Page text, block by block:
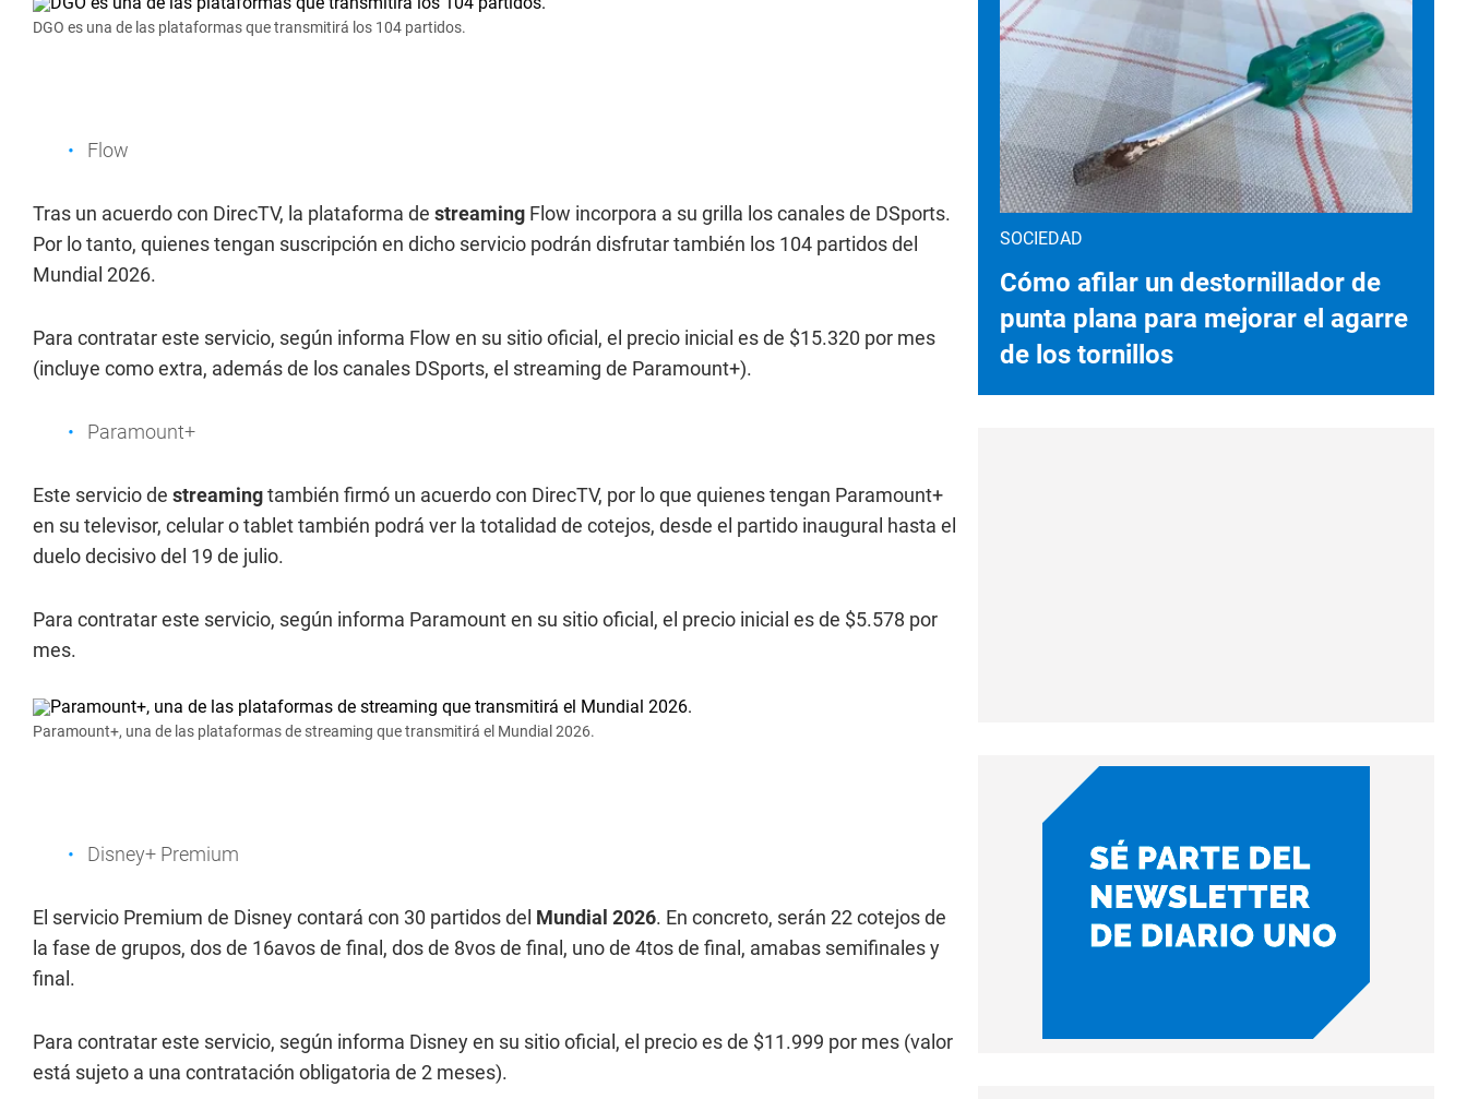
DGO es una de las plataformas que transmitirá los 104 partidos.
Flow
Tras un acuerdo con DirecTV, la plataforma de streaming Flow incorpora a su grilla los canales de DSports.
Por lo tanto, quienes tengan suscripción en dicho servicio podrán disfrutar también los 104 partidos del
Mundial 2026.
Para contratar este servicio, según informa Flow en su sitio oficial, el precio inicial es de $15.320 por mes
(incluye como extra, además de los canales DSports, el streaming de Paramount+).
Paramount+
Este servicio de streamingtambién firmó un acuerdo con DirecTV, por lo que quienes tengan Paramount+
en su televisor, celular o tablet también podrá ver la totalidad de cotejos, desde el partido inaugural hasta el
duelo decisivo del 19 de julio.
Para contratar este servicio, según informa Paramount en su sitio oficial, el precio inicial es de $5.578 por
mes.
Paramount+, una de las plataformas de streaming que transmitirá el Mundial 2026.
Disney+ Premium
El servicio Premium de Disney contará con 30 partidos del Mundial 2026. En concreto, serán 22 cotejos de
la fase de grupos, dos de 16avos de final, dos de 8vos de final, uno de 4tos de final, amabas semifinales y
final.
Para contratar este servicio, según informa Disney en su sitio oficial, el precio es de $11.999 por mes (valor
está sujeto a una contratación obligatoria de 2 meses).
SOCIEDAD
Cómo afilar un destornillador de
punta plana para mejorar el agarre
de los tornillos